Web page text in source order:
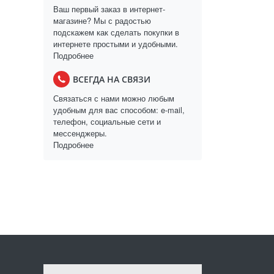
Ваш первый заказ в интернет-
магазине? Мы с радостью
подскажем как сделать покупки в
интернете простыми и удобными.
Подробнее
ВСЕГДА НА СВЯЗИ
Связаться с нами можно любым
удобным для вас способом: e-mail,
телефон, социальные сети и
мессенджеры.
Подробнее